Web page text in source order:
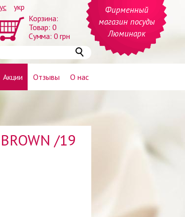
укр
Корзина:
Товар: 0
Сумма: 0 грн
Фирменный
магазин посуды
Люминарк
Акции Отзывы О нас
/19